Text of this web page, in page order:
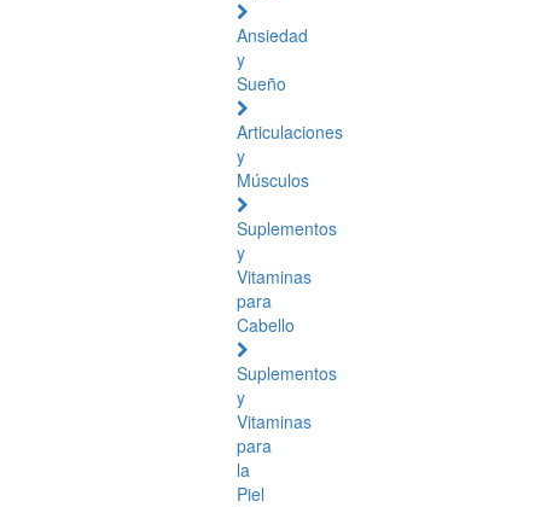
Ansiedad
y
Sueño
Articulaciones
y
Músculos
Suplementos
y
Vitaminas
para
Cabello
Suplementos
y
Vitaminas
para
la
Piel